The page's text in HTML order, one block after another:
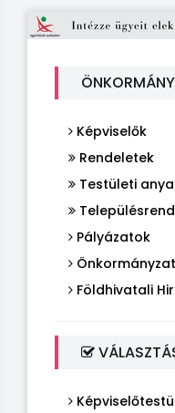
Képviselők
Rendeletek
Testületi
Pályázatok
Földhivatali